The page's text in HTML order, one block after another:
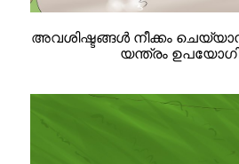
അവശിഷ്ടങ്ങൾ നീക്കം
യന്ത്രം